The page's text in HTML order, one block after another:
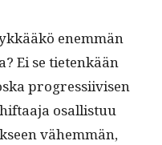
enem­män
Ei se tietenkään
pro­gres­si­ivisen
osal­lis­tuu
vähem­män,